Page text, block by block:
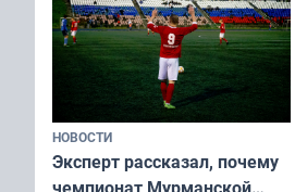
НОВОСТИ
Эксперт рассказал, почему